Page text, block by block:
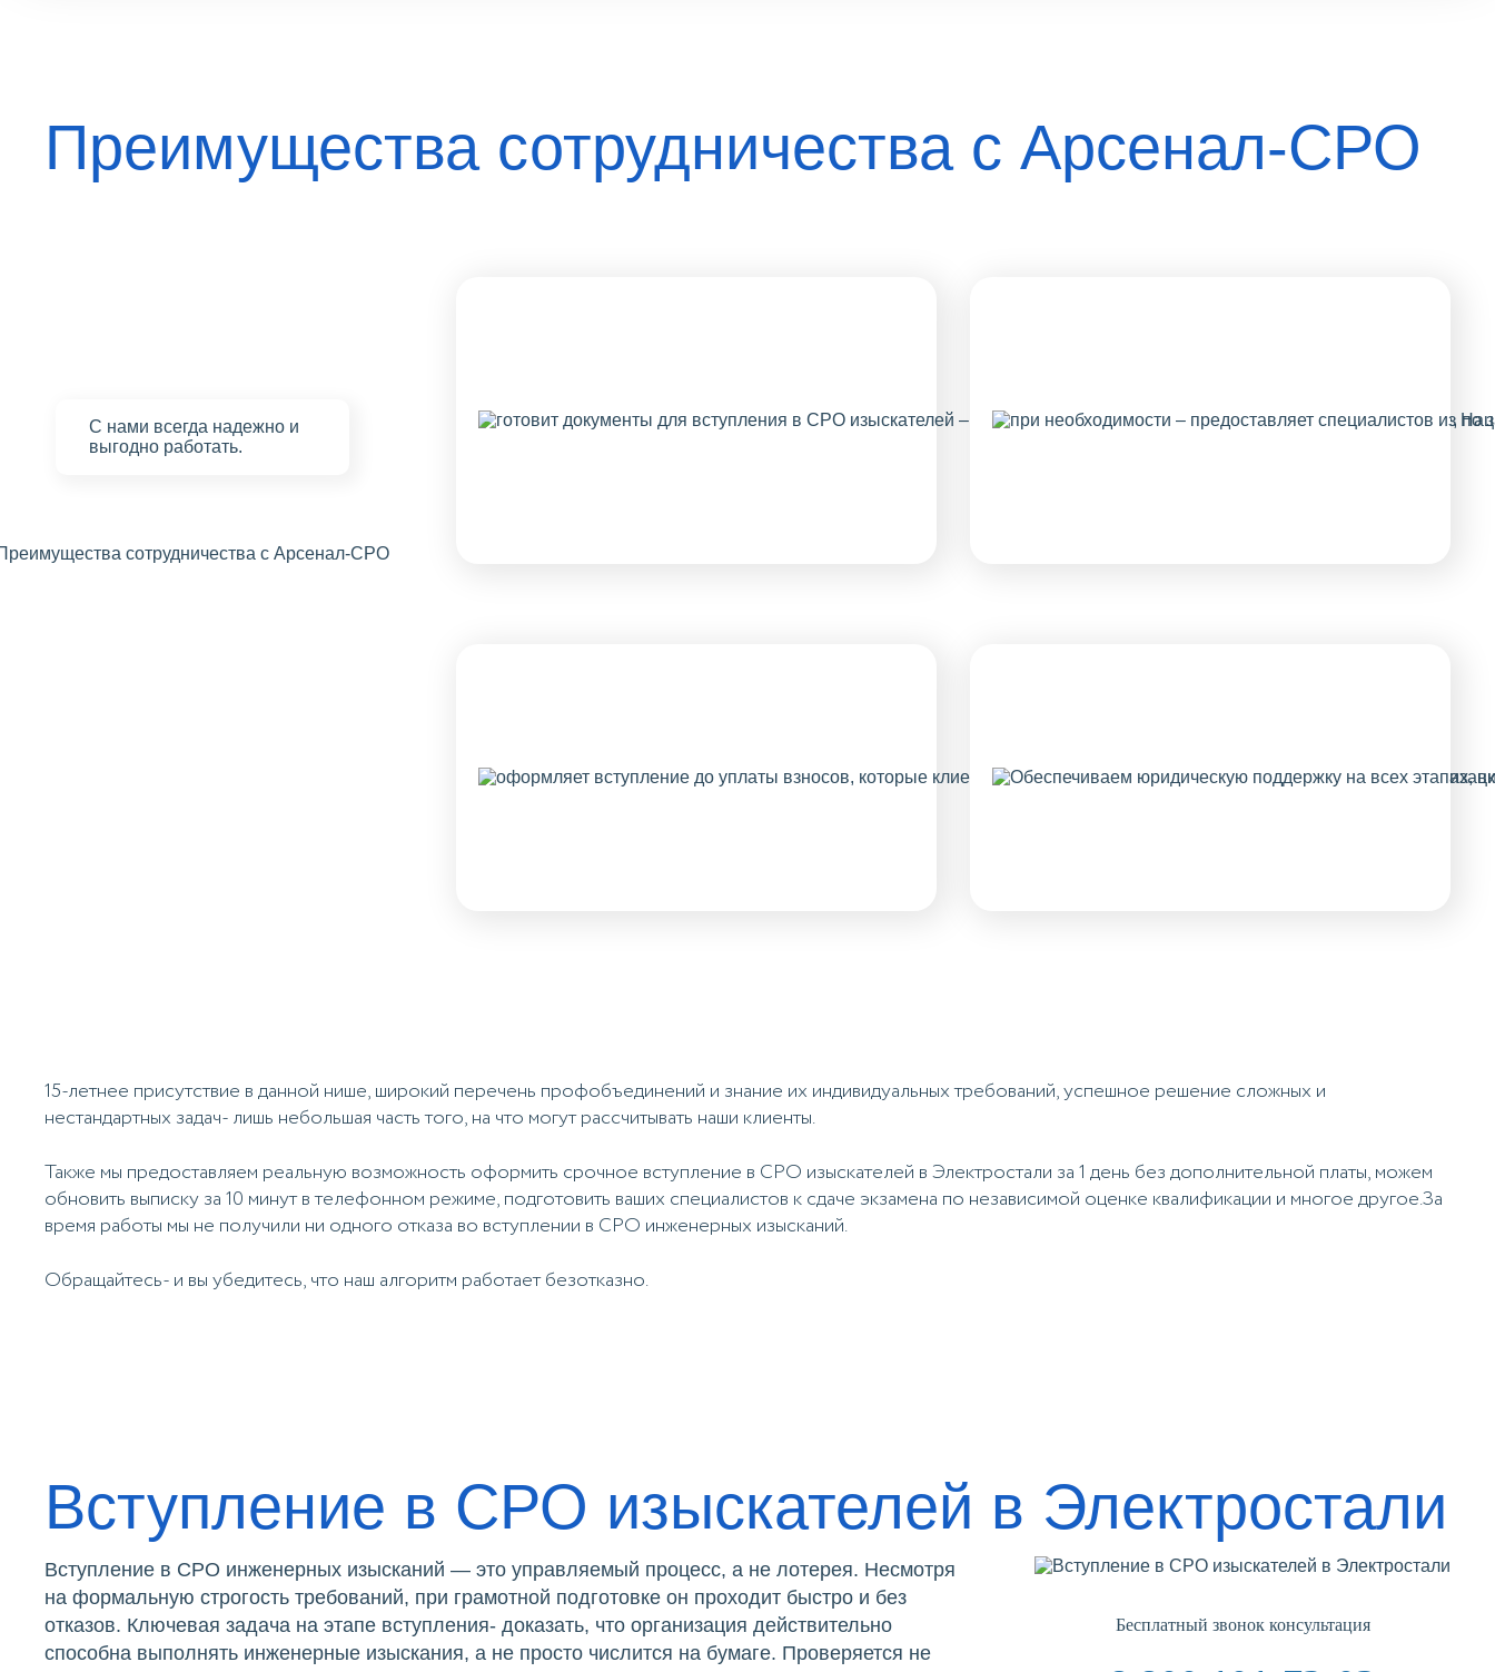
Преимущества сотрудничества с Арсенал-СРО
С нами всегда надежно и
выгодно работать.
15-летнее присутствие в данной нише, широкий перечень профобъединений и знание их индивидуальных требований, успешное решение сложных и
нестандартных задач- лишь небольшая часть того, на что могут рассчитывать наши клиенты.
Также мы предоставляем реальную возможность оформить срочное вступление в СРО изыскателей в Электростали за 1 день без дополнительной платы, можем
обновить выписку за 10 минут в телефонном режиме, подготовить ваших специалистов к сдаче экзамена по независимой оценке квалификации и многое другое.За
время работы мы не получили ни одного отказа во вступлении в СРО инженерных изысканий.
Обращайтесь- и вы убедитесь, что наш алгоритм работает безотказно.
Вступление в СРО изыскателей в Электростали
Бесплатный звонок консультация
Вступление в СРО инженерных изысканий — это управляемый процесс, а не лотерея. Несмотря
на формальную строгость требований, при грамотной подготовке он проходит быстро и без
отказов. Ключевая задача на этапе вступления- доказать, что организация действительно
способна выполнять инженерные изыскания, а не просто числится на бумаге. Проверяется не